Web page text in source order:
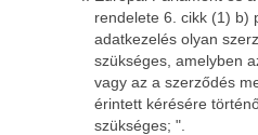
rendelete 6. cikk (1) b)
adatkezelés olyan
szükséges, amelyben
vagy az a szerződés
érintett kérésére
szükséges; ".